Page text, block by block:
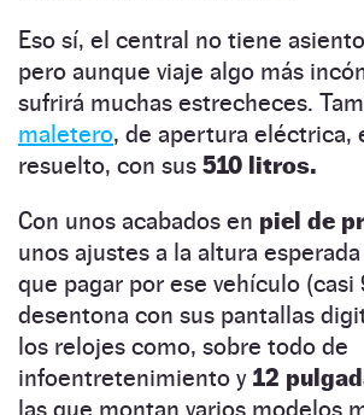
Eso sí, el central no tiene
pero aunque viaje algo más
sufrirá muchas estrecheces.
maletero, de apertura eléctrica,
resuelto, con sus 510 litros.
Con unos acabados en piel de
unos ajustes a la altura
que pagar por ese vehículo (casi
desentona con sus pantallas
los relojes como, sobre todo de
infoentretenimiento y 12
las que montan varios modelos